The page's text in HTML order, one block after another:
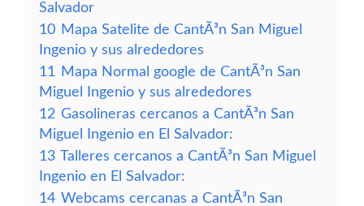
Salvador
10 Mapa Satelite de CantÃ³n San Miguel
Ingenio y sus alrededores
11
Mapa Normal google de CantÃ³n San
Miguel Ingenio y sus alrededores
12 Gasolineras cercanos a CantÃ³n San
Miguel Ingenio en El Salvador:
13 Talleres cercanos a CantÃ³n San Miguel
Ingenio en El Salvador:
14 Webcams cercanas a CantÃ³n San